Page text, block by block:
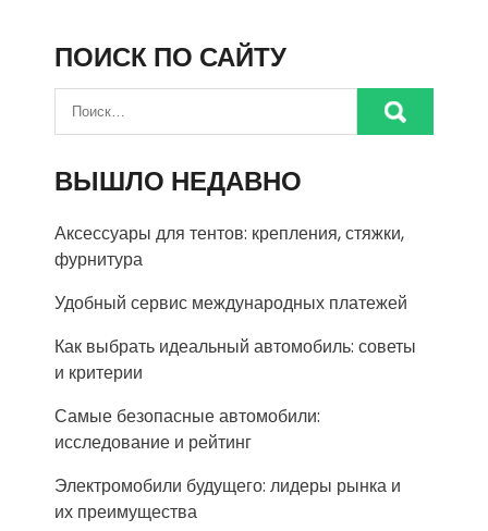
ПОИСК ПО САЙТУ
ВЫШЛО НЕДАВНО
Аксессуары для тентов: крепления, стяжки,
фурнитура
Удобный сервис международных платежей
Как выбрать идеальный автомобиль: советы
и критерии
Самые безопасные автомобили:
исследование и рейтинг
Электромобили будущего: лидеры рынка и
их преимущества